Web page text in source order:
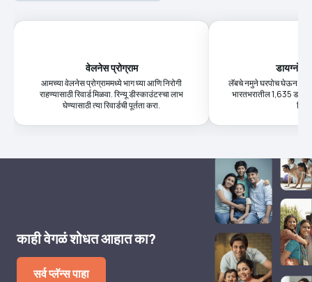
वेलनेस प्रोग्राम
आमच्या वेलनेस प्रोग्राममध्ये भाग घ्या आणि निरोगी
राहण्यासाठी रिवार्ड मिळवा. रिन्यू डीस्काउंटस्चा लाभ
घेण्यासाठी त्या रिवार्डची पूर्तता करा.
लॅबचे नमुने घरपोच घेऊन
भारतभरातील 1,635
काही वेगळं शोधत आहात का?
सर्व प्लॅन्स पाहा